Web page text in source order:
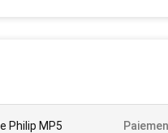
Philip MP5